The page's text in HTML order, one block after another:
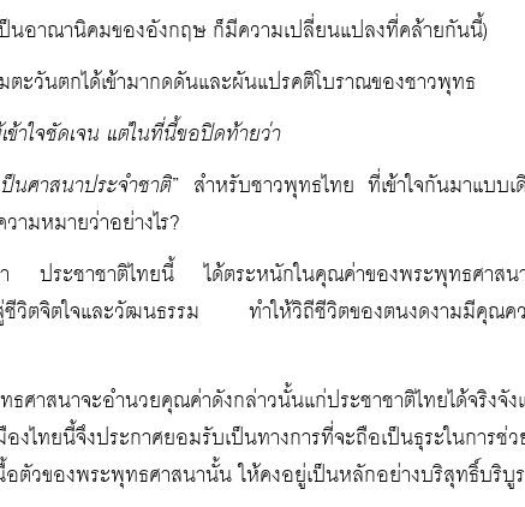
ป็นอาณานิคมของอังกฤษ ก็มีความเปลี่ยนแปลงที่คล้ายกันนี้)
ะวันตกได้เข้ามากดดันและผันแปรคติโบราณของชาวพุทธ
าใจชัดเจน แต่ในที่นี้ขอปิดท้ายว่า
นศาสนาประจำชาติ” สำหรับชาวพุทธไทย ที่เข้าใจกันมาแบบ
ามหมายว่าอย่างไร?
า ประชาชาติไทยนี้ ได้ตระหนักในคุณค่าของพระพุทธศาสน
จิตใจและวัฒนธรรม ทำให้วิถีชีวิตของตนงดงามมีคุณคว
ศาสนาจะอำนวยคุณค่าดังกล่าวนั้นแก่ประชาชาติไทยได้จริงจั
ยนี้จึงประกาศยอมรับเป็นทางการที่จะถือเป็นธุระในการช่ว
ตัวของพระพุทธศาสนานั้น ให้คงอยู่เป็นหลักอย่างบริสุทธิ์บริบู